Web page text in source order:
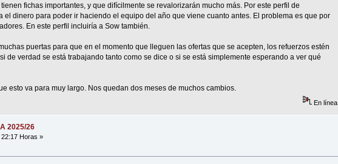
fichas importantes, y que difícilmente se revalorizarán mucho más. Por este perfil de
el dinero para poder ir haciendo el equipo del año que viene cuanto antes. El problema es que por
En este perfil incluiría a Sow también.
puertas para que en el momento que lleguen las ofertas que se acepten, los refuerzos estén
de verdad se está trabajando tanto como se dice o si se está simplemente esperando a ver qué
esto va para muy largo. Nos quedan dos meses de muchos cambios.
En línea
2025/26
Horas »